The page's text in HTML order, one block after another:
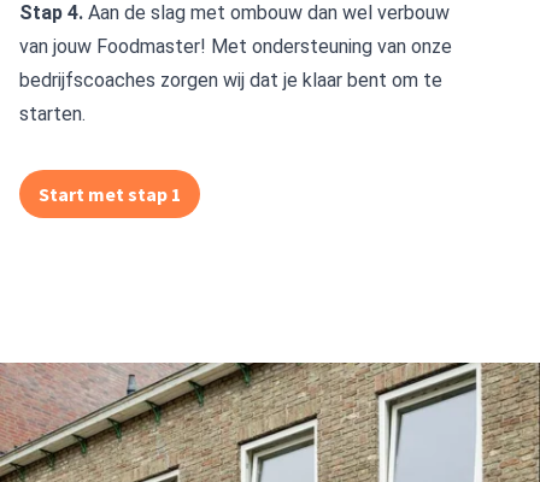
Stap 4. Aan de slag met ombouw dan wel verbouw
van jouw Foodmaster! Met ondersteuning van onze
bedrijfscoaches zorgen wij dat je klaar bent om te
starten.
Start met stap 1